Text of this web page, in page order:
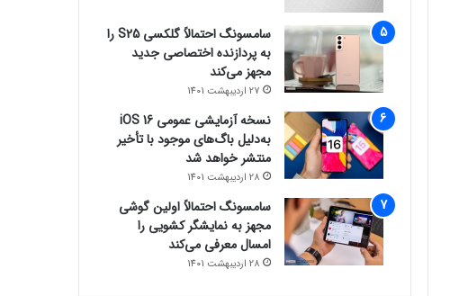
سامسونگ احتمالاً گلکسی S25 را
به پردازنده اختصاصی جدید
مجهز می‌کند
27 اردیبهشت 1401
نسخه آزمایشی عمومی iOS 16
به‌دلیل باگ‌های موجود با تأخیر
منتشر خواهد شد
28 اردیبهشت 1401
سامسونگ احتمالاً اولین گوشی
مجهز به نمایشگر کشویی را
امسال معرفی می‌کند
28 اردیبهشت 1401